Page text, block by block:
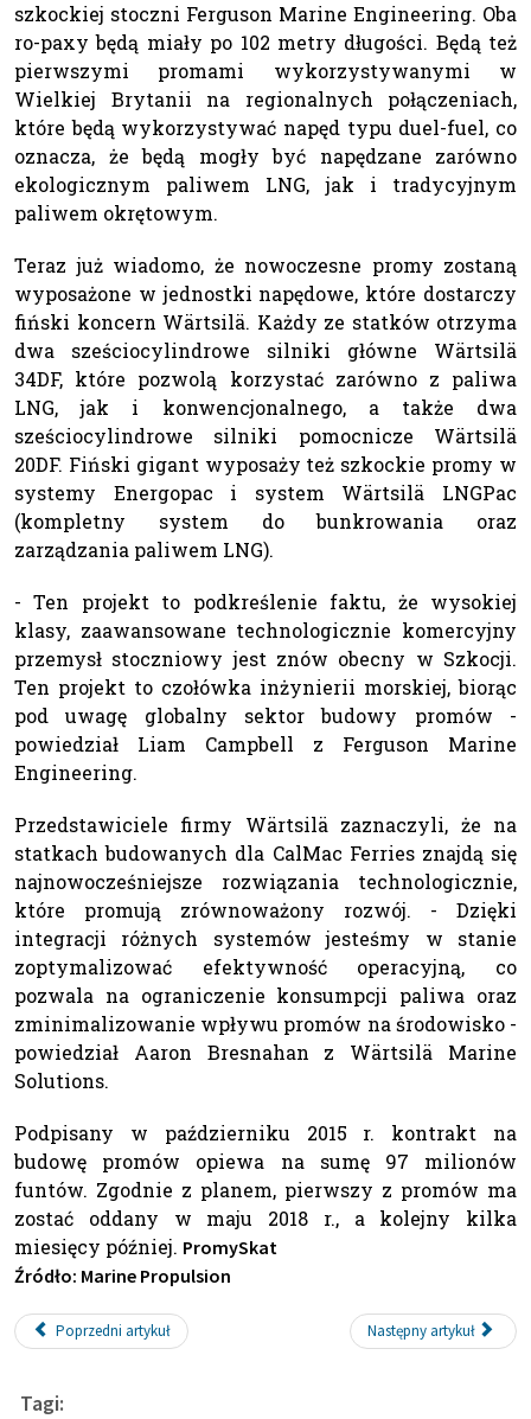
szkockiej stoczni Ferguson Marine Engineering. Oba
ro-paxy będą miały po 102 metry długości. Będą też
pierwszymi promami wykorzystywanymi w
Wielkiej Brytanii na regionalnych połączeniach,
które będą wykorzystywać napęd typu duel-fuel, co
oznacza, że będą mogły być napędzane zarówno
ekologicznym paliwem LNG, jak i tradycyjnym
paliwem okrętowym.
Teraz już wiadomo, że nowoczesne promy zostaną
wyposażone w jednostki napędowe, które dostarczy
fiński koncern Wärtsilä. Każdy ze statków otrzyma
dwa sześciocylindrowe silniki główne Wärtsilä
34DF, które pozwolą korzystać zarówno z paliwa
LNG, jak i konwencjonalnego, a także dwa
sześciocylindrowe silniki pomocnicze Wärtsilä
20DF. Fiński gigant wyposaży też szkockie promy w
systemy Energopac i system Wärtsilä LNGPac
(kompletny system do bunkrowania oraz
zarządzania paliwem LNG).
- Ten projekt to podkreślenie faktu, że wysokiej
klasy, zaawansowane technologicznie komercyjny
przemysł stoczniowy jest znów obecny w Szkocji.
Ten projekt to czołówka inżynierii morskiej, biorąc
pod uwagę globalny sektor budowy promów -
powiedział Liam Campbell z Ferguson Marine
Engineering.
Przedstawiciele firmy Wärtsilä zaznaczyli, że na
statkach budowanych dla CalMac Ferries znajdą się
najnowocześniejsze rozwiązania technologicznie,
które promują zrównoważony rozwój. - Dzięki
integracji różnych systemów jesteśmy w stanie
zoptymalizować efektywność operacyjną, co
pozwala na ograniczenie konsumpcji paliwa oraz
zminimalizowanie wpływu promów na środowisko -
powiedział Aaron Bresnahan z Wärtsilä Marine
Solutions.
Podpisany w październiku 2015 r. kontrakt na
budowę promów opiewa na sumę 97 milionów
funtów. Zgodnie z planem, pierwszy z promów ma
zostać oddany w maju 2018 r., a kolejny kilka
miesięcy później. PromySkat
Źródło: Marine Propulsion
Poprzedni artykuł Następny artykuł
Tagi: